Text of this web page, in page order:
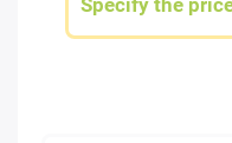
Specify the